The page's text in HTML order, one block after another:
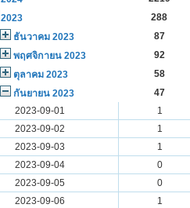
2023
288
ธันวาคม 2023
87
พฤศจิกายน 2023
92
ตุลาคม 2023
58
กันยายน 2023
47
2023-09-01
1
2023-09-02
1
2023-09-03
1
2023-09-04
0
2023-09-05
0
2023-09-06
1